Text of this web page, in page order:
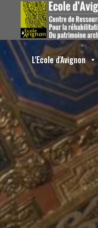
L'Ecole d'Avignon